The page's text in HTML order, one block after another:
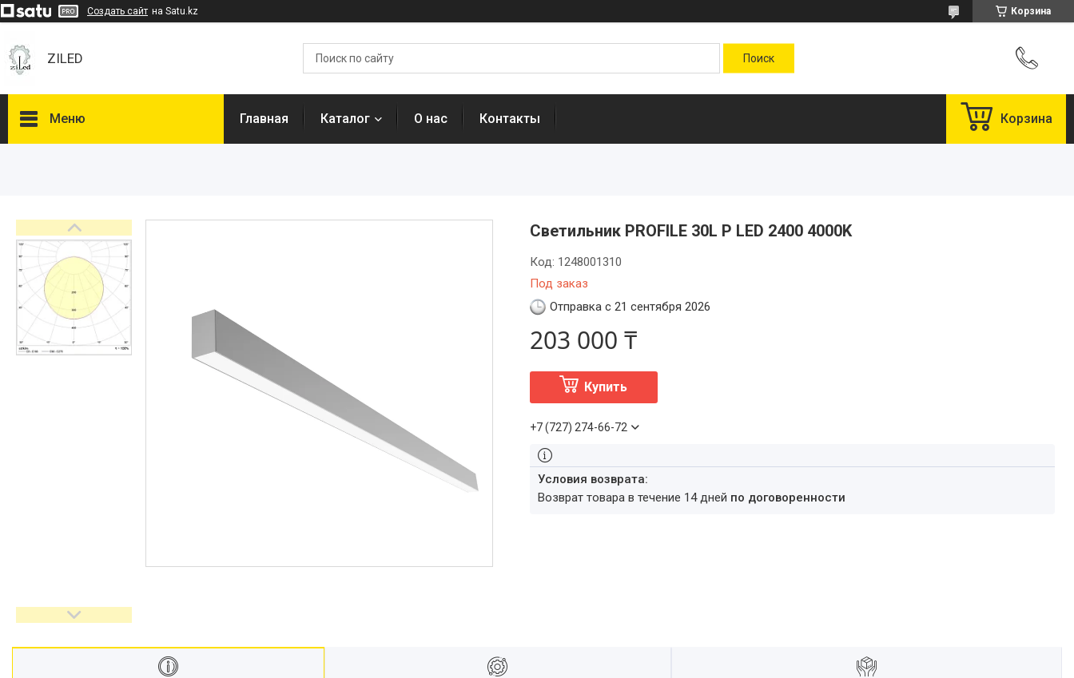
Создать сайт на Satu.kz Корзина
ZILED
Меню
ФАРЛАЙТ
NLCO
INNOLUX
Отзывы
Главная Каталог О нас Контакты Корзина
Светильник PROFILE 30L P LED 2400 4000K
Под заказ
Код: 1248001310
Отправка с 21 сентября 2026
203 000 ₸
Купить
+7 (727) 274-66-72
возврат товара в течение 14 дней по договоренности